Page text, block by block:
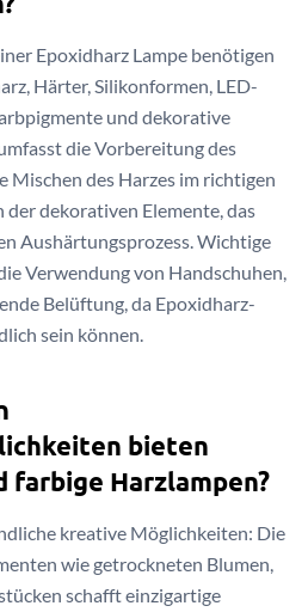
Epoxidharz Lampe benötigen
Härter, Silikonformen, LED-
und dekorative
die Vorbereitung des
Mischen des Harzes im richtigen
dekorativen Elemente, das
Aushärtungsprozess. Wichtige
Verwendung von Handschuhen,
Belüftung, da Epoxidharz-
sein können.
bieten
farbige Harzlampen?
kreative Möglichkeiten: Die
wie getrockneten Blumen,
schafft einzigartige